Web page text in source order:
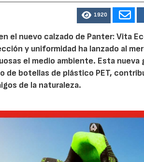
1920
el nuevo calzado de Panter: Vita
y uniformidad ha lanzado al
el medio ambiente. Esta nueva
botellas de plástico PET,
de la naturaleza.